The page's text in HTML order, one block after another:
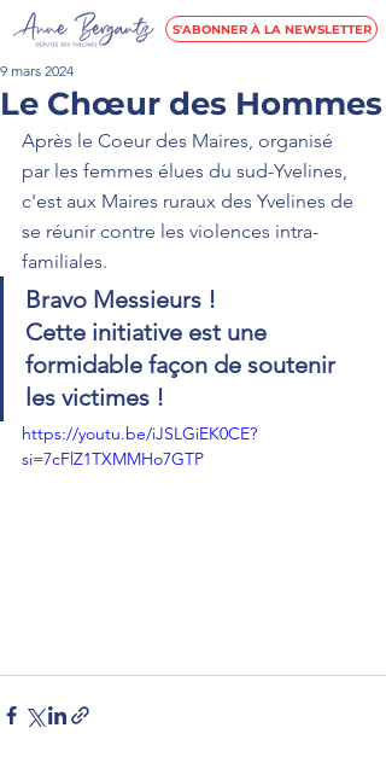
S'ABONNER À LA NEWSLETTER
Le Chœur des Hommes
9 mars 2024
Après le Coeur des Maires, organisé
par les femmes élues du sud-Yvelines,
c'est aux Maires ruraux des Yvelines de
se réunir contre les violences intra-
familiales.
Bravo Messieurs !
Cette initiative est une
formidable façon de soutenir
les victimes !
https://youtu.be/iJSLGiEK0CE?
si=7cFlZ1TXMMHo7GTP